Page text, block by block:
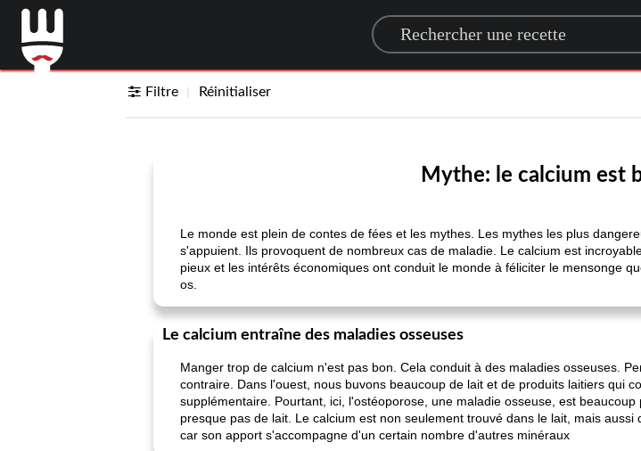
Search for a recipe
Filtre Réinitialiser
Mythe: le calcium est
Le monde est plein de contes de fées et les mythes. Les mythes les plus
s'appuient. Ils provoquent de nombreux cas de maladie. Le calcium est
pieux et les intérêts économiques ont conduit le monde à féliciter le mensonge
os.
Le calcium entraîne des maladies osseuses
Manger trop de calcium n'est pas bon. Cela conduit à des maladies osseuses.
contraire. Dans l'ouest, nous buvons beaucoup de lait et de produits laitiers qui
supplémentaire. Pourtant, ici, l'ostéoporose, une maladie osseuse, est
presque pas de lait. Le calcium est non seulement trouvé dans le lait, mais
car son apport s'accompagne d'un certain nombre d'autres minéraux